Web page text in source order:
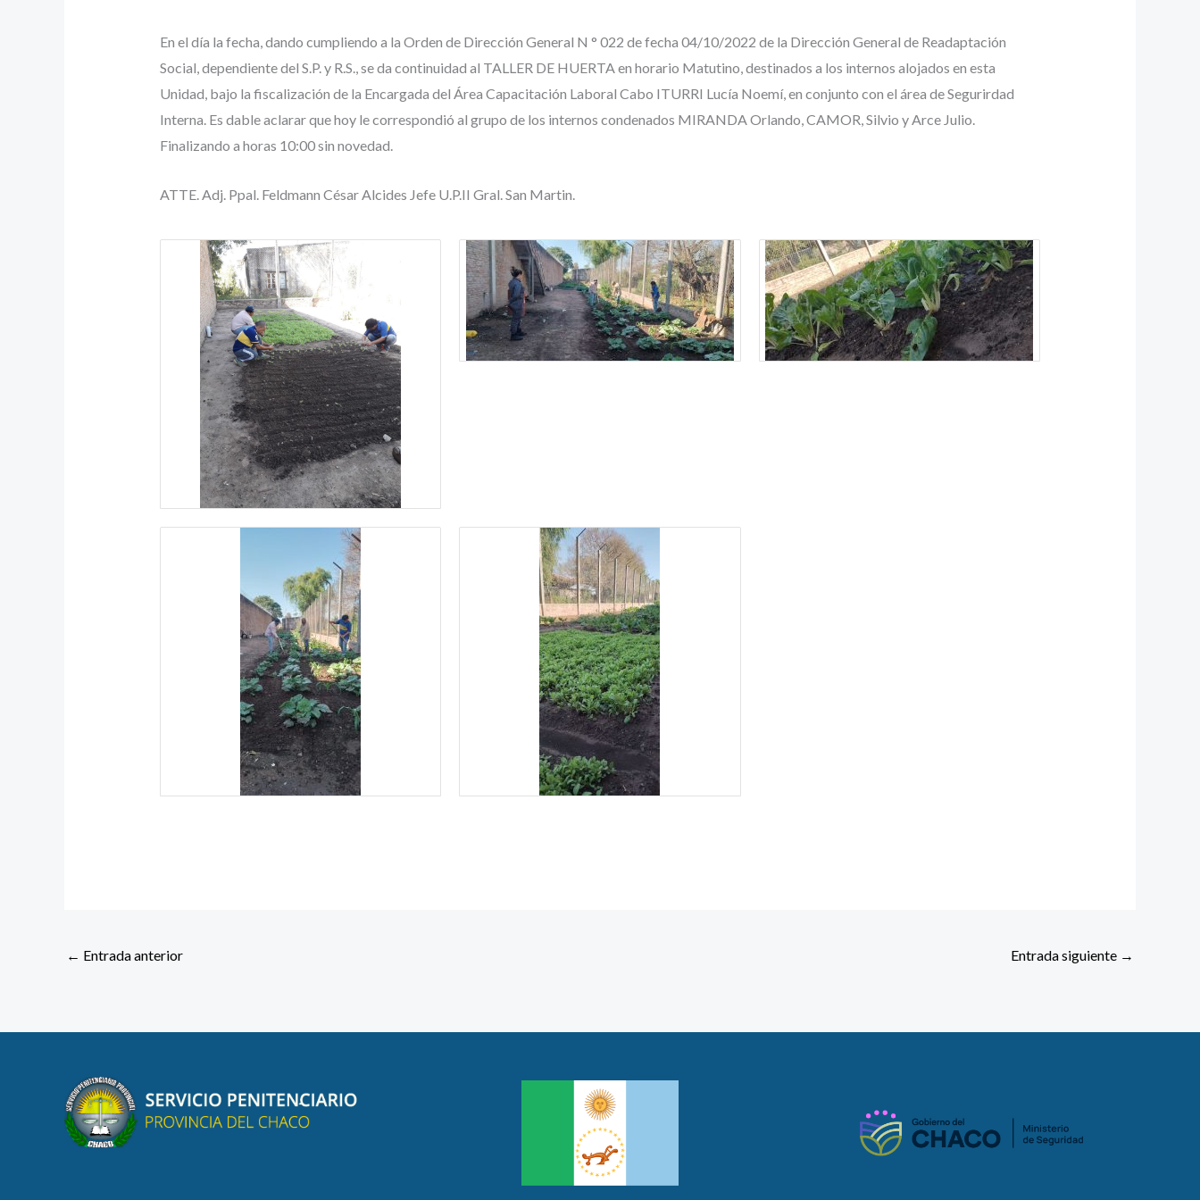
En el día la fecha, dando cumpliendo a la Orden de Dirección General N ° 022 de fecha 04/10/2022 de la Dirección General de Readaptación
Social, dependiente del S.P. y R.S., se da continuidad al TALLER DE HUERTA en horario Matutino, destinados a los internos alojados en esta
Unidad, bajo la fiscalización de la Encargada del Área Capacitación Laboral Cabo ITURRI Lucía Noemí, en conjunto con el área de Segurirdad
Interna. Es dable aclarar que hoy le correspondió al grupo de los internos condenados MIRANDA Orlando, CAMOR, Silvio y Arce Julio.
Finalizando a horas 10:00 sin novedad.
ATTE. Adj. Ppal. Feldmann César Alcides Jefe U.P.II Gral. San Martin.
← Entrada anterior Entrada siguiente →